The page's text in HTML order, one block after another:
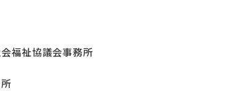
福祉協議会事務所